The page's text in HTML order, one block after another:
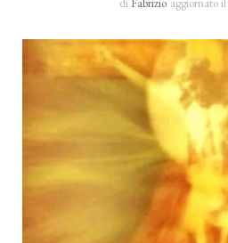
di Fabrizio aggiornato il